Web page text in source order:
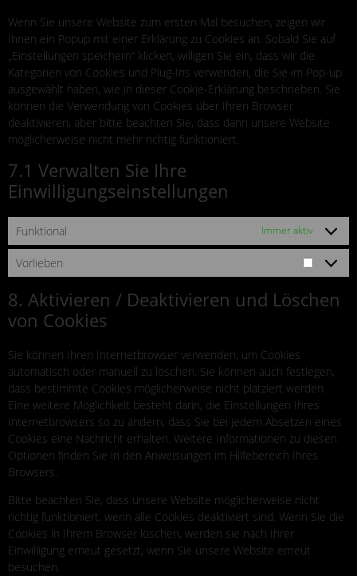
Wenn Sie unsere Website zum ersten Mal besuchen, zeigen wir
Ihnen ein Popup mit einer Erklärung zu Cookies an. Sobald Sie auf
„Einstellungen speichern“ klicken, willigen Sie ein, dass wir die
Kategorien von Cookies und Plug-Ins verwenden, die Sie im Pop-up
ausgewählt haben, wie in dieser Cookie-Erklärung beschrieben. Sie
können die Verwendung von Cookies über Ihren Browser
deaktivieren, aber bitte beachten Sie, dass dann unsere Website
möglicherweise nicht mehr richtig funktioniert.
7.1 Verwalten Sie Ihre
Einwilligungseinstellungen
Funktional Immer aktiv
Vorlieben
8. Aktivieren / Deaktivieren und Löschen
von Cookies
Sie können Ihren Internetbrowser verwenden, um Cookies
automatisch oder manuell zu löschen. Sie können auch festlegen,
dass bestimmte Cookies möglicherweise nicht platziert werden.
Eine weitere Möglichkeit besteht darin, die Einstellungen Ihres
Internetbrowsers so zu ändern, dass Sie bei jedem Absetzen eines
Cookies eine Nachricht erhalten. Weitere Informationen zu diesen
Optionen finden Sie in den Anweisungen im Hilfebereich Ihres
Browsers.
Bitte beachten Sie, dass unsere Website möglicherweise nicht
richtig funktioniert, wenn alle Cookies deaktiviert sind. Wenn Sie die
Cookies in Ihrem Browser löschen, werden sie nach Ihrer
Einwilligung erneut gesetzt, wenn Sie unsere Website erneut
besuchen.